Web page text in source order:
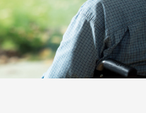
L'ÉQUIPE
DOSSIER D'ADMISSION